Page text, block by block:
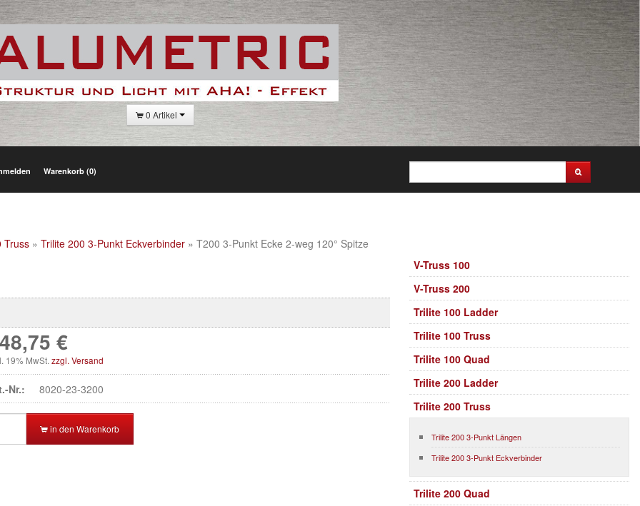
0 Artikel
Warenkorb (0)
Truss » Trilite 200 3-Punkt Eckverbinder » T200 3-Punkt Ecke 2-weg 120° Spitze
€
19% MwSt.zzgl. Versand
Nr.: 8020-23-3200
in den Warenkorb
V-Truss 100
V-Truss 200
Trilite 100 Ladder
Trilite 100 Truss
Trilite 100 Quad
Trilite 200 Ladder
Trilite 200 Truss
Trilite 200 3-Punkt Längen
Trilite 200 3-Punkt Eckverbinder
Trilite 200 Quad